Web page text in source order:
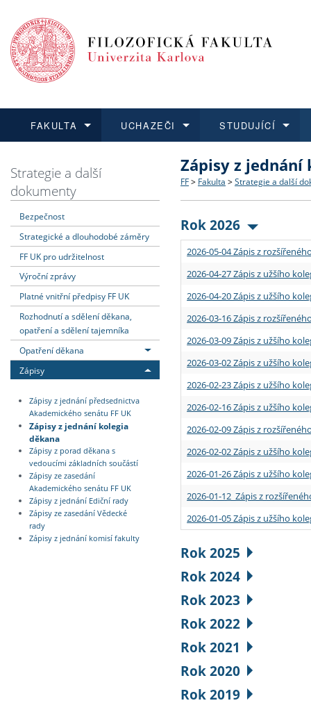
FAKULTA
Dozvědět se více
Struktura a historie
Strategie a další
Podpora a benefity pro
Absolventi fakulty
UCHAZEČI
Podat přihlášku
Co studovat a jak se
Učitelské studijní
Informace k průběhu
STUDUJÍCÍ
Dozvědět se více
Bakalářské a magisterské
Doktorské studium
Rigorózní řízení
Dozvědět se více
O vědě a výzkumu na FF
Akademické kvalifikace
Granty a projekty
Dozvědět se více
Aktuální nabídky a
Vyjíždějící studenti
Přijíždějící studenti
Vyjíždějící zaměstnanci
Strategie a další
dokumenty
Bezpečnost
Strategické a dlouhodobé záměry
FF UK pro udržitelnost
Výroční zprávy
Platné vnitřní předpisy FF UK
Rozhodnutí a sdělení děkana,
opatření a sdělení tajemníka
Opatření děkana
Zápisy
Zápisy z jednání předsednictva
Akademického senátu FF UK
Zápisy z jednání kolegia
děkana
Zápisy z porad děkana s
vedoucími základních součástí
Zápisy ze zasedání
Akademického senátu FF UK
Zápisy z jednání Ediční rady
Zápisy ze zasedání Vědecké
rady
Zápisy z jednání komisí fakulty
Zápisy z jednání
FF > Fakulta > Strategie a další
Rok 2026
2026-05-04 Zápis z
2026-04-27 Zápis z užšího
2026-04-20 Zápis z užšího
2026-03-16 Zápis z
2026-03-09 Zápis z užšího
2026-03-02 Zápis z užšího
2026-02-23 Zápis z užšího
2026-02-16 Zápis z užšího
2026-02-09 Zápis z
2026-02-02 Zápis z užšího
2026-01-26 Zápis z užšího
2026-01-12 Zápis z
2026-01-05 Zápis z užšího
Rok 2025
Rok 2024
Rok 2023
Rok 2022
Rok 2021
Rok 2020
Rok 2019